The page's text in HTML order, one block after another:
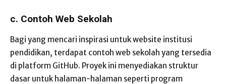
c. Contoh Web Sekolah
Bagi yang mencari inspirasi untuk website institusi
pendidikan, terdapat contoh web sekolah yang tersedia
di platform GitHub. Proyek ini menyediakan struktur
dasar untuk halaman-halaman seperti program